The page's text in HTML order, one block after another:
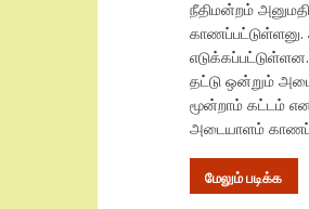
நீதிமன்றம்
தட்டு ஒன்றும்
மூன்றாம் கட்டம்
அடையாளம்
மேலும் படிக்க